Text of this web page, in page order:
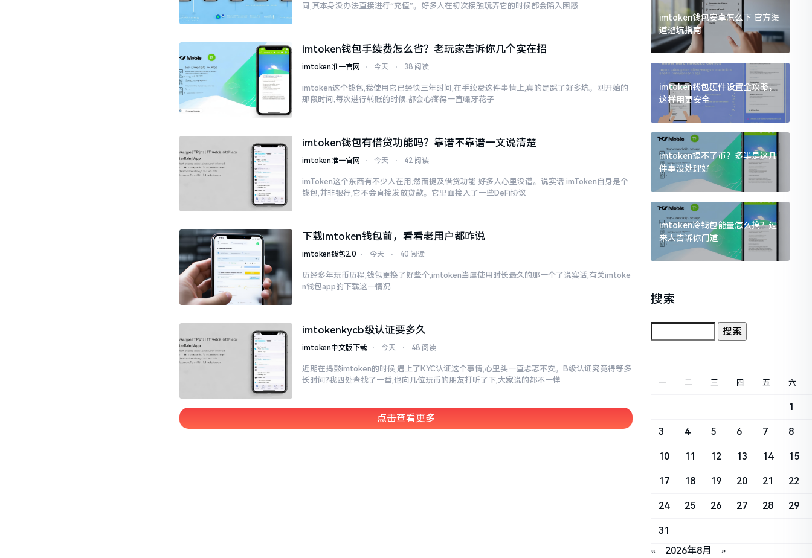
同,其本身没办法直接进行“充值”。好多人在初次接触玩弄它的时候都会陷入困惑
imtoken钱包手续费怎么省？老玩家告诉你几个实在招
imtoken唯一官网 ⋅ 今天 ⋅ 38 阅读
imtoken这个钱包,我使用它已经快三年时间,在手续费这件事情上,真的是踩了好多坑。刚开始的
那段时间,每次进行转账的时候,都会心疼得一直嘬牙花子
imtoken钱包有借贷功能吗？靠谱不靠谱一文说清楚
imtoken唯一官网 ⋅ 今天 ⋅ 42 阅读
imToken这个东西有不少人在用,然而提及借贷功能,好多人心里没谱。说实话,imToken自身是个
钱包,并非银行,它不会直接发放贷款。它里面接入了一些DeFi协议
下载imtoken钱包前，看看老用户都咋说
imtoken钱包2.0 ⋅ 今天 ⋅ 40 阅读
历经多年玩币历程,钱包更换了好些个,imtoken当属使用时长最久的那一个了说实话,有关imtoke
n钱包app的下载这一情况
imtokenkycb级认证要多久
imtoken中文版下载 ⋅ 今天 ⋅ 48 阅读
近期在捣鼓imtoken的时候,遇上了KYC认证这个事情,心里头一直忐忑不安。B级认证究竟得等多
长时间?我四处查找了一番,也向几位玩币的朋友打听了下,大家说的都不一样
点击查看更多
imtoken钱包安卓怎么下 官方渠
道避坑指南
imtoken钱包硬件设置全攻略，
这样用更安全
imtoken提不了币？多半是这几
件事没处理好
imtoken冷钱包能量怎么搞？过
来人告诉你门道
搜索
« 2026年8月 »
一 二 三 四 五 六
1
3 4 5 6 7 8
10 11 12 13 14 15
17 18 19 20 21 22
24 25 26 27 28 29
31